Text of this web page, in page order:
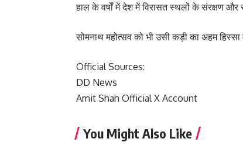
हाल के वर्षों में देश में विरासत स्थलों के संरक्षण और
सोमनाथ महोत्सव को भी उसी कड़ी का अहम हिस्सा
Official Sources:
DD News
Amit Shah Official X Account
You Might Also Like